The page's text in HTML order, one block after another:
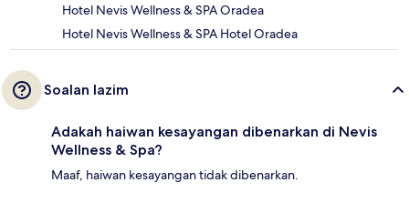
Hotel Nevis Wellness & SPA Oradea
Hotel Nevis Wellness & SPA Hotel Oradea
Soalan lazim
Adakah haiwan kesayangan dibenarkan di Nevis
Wellness & Spa?
Maaf, haiwan kesayangan tidak dibenarkan.